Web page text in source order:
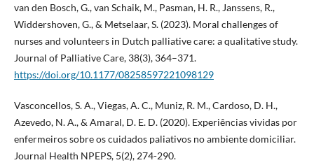
van den Bosch, G., van Schaik, M., Pasman, H. R., Janssens, R.,
Widdershoven, G., & Metselaar, S. (2023). Moral challenges of
nurses and volunteers in Dutch palliative care: a qualitative study.
Journal of Palliative Care, 38(3), 364–371.
https://doi.org/10.1177/08258597221098129
Vasconcellos, S. A., Viegas, A. C., Muniz, R. M., Cardoso, D. H.,
Azevedo, N. A., & Amaral, D. E. D. (2020). Experiências vividas por
enfermeiros sobre os cuidados paliativos no ambiente domiciliar.
Journal Health NPEPS, 5(2), 274-290.